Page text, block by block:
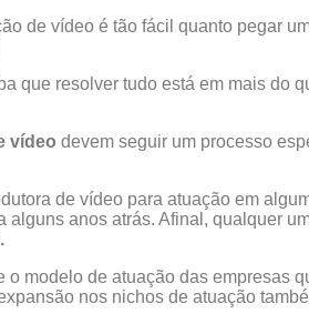
de vídeo é tão fácil quanto pegar
que resolver tudo está em mais do
vídeo devem seguir um processo
de vídeo para atuação em
alguns anos atrás. Afinal, qualquer
o modelo de atuação das empresas
nos nichos de atuação